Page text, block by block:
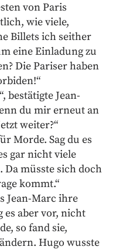
von Paris
wie viele,
Billets ich seither
eine Einladung zu
Die Pariser haben
bestätigte Jean-
du mir erneut an
weiter?“
Morde. Sag du es
gar nicht viele
Da müsste sich doch
kommt.“
Jean-Marc ihre
es aber vor, nicht
so fand sie,
Hugo wusste